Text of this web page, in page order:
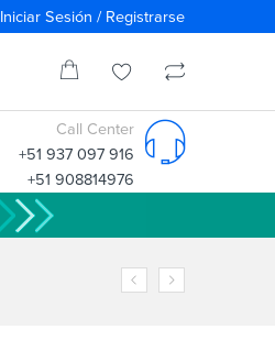
Iniciar Sesión / Registrarse
Call Center
+51 937 097 916
+51 908814976